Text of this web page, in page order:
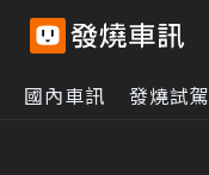
國內車訊 發燒試駕